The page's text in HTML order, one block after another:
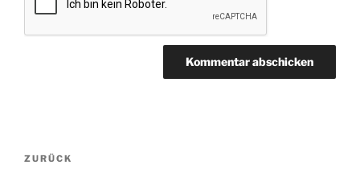
Beitragsnavigation
Vorheriger
ZURÜCK